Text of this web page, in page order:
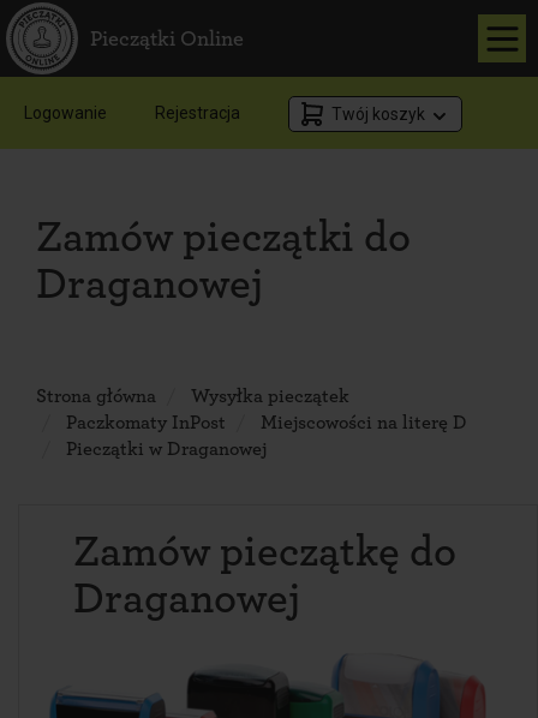
Pieczątki Online
Logowanie Rejestracja Twój koszyk
Zamów pieczątki do
Draganowej
Strona główna
Wysyłka pieczątek
Paczkomaty InPost
Miejscowości na literę D
Pieczątki w Draganowej
Zamów pieczątkę do
Draganowej